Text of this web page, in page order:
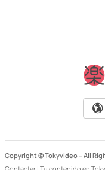
Copyright © Tokyvideo – All